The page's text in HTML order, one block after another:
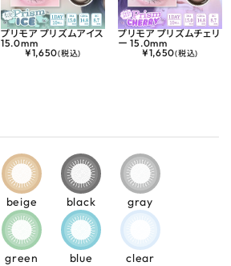
プリモア プリズムアイス
15.0mm
¥1,650(税込)
プリモア プリズムチェリ
ー 15.0mm
¥1,650(税込)
beige black gray
green blue clear